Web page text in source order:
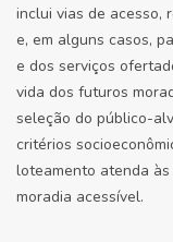
inclui vias de acesso,
e, em alguns casos,
e dos serviços
vida dos futuros
seleção do público-
critérios
loteamento atenda
moradia acessível.